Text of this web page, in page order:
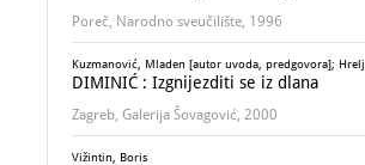
Poreč, Narodno sveučilište, 1996
Kuzmanović, Mladen [autor uvoda, predgovora];
DIMINIĆ : Izgnijezditi se iz dlana
Zagreb, Galerija Šovagović, 2000
Vižintin, Boris